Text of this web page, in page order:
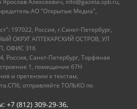
Алексеевич, info@gazeta.spb.ru,
АО "Открытые Медиа",
197022, Россия, г.Санкт-Петербург,
ОКРУГ АПТЕКАРСКИЙ ОСТРОВ, УЛ
ОФИС 316
Россия, Санкт-Петербург, Торфяная
1, помещение 67Н
и претензии к текстам,
отправляйте ТОЛЬКО по
+7 (812) 309-29-36,